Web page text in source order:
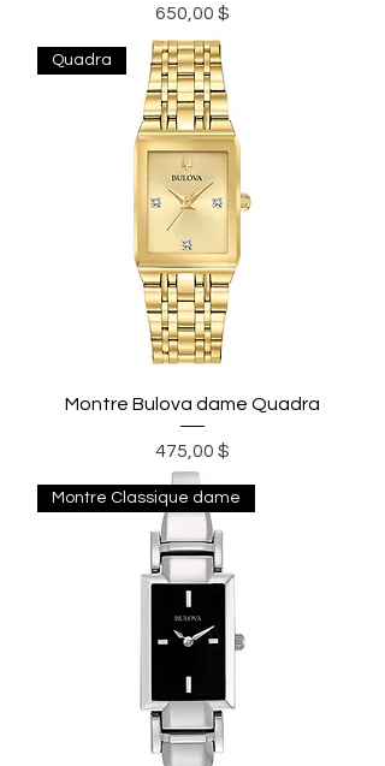
Prix
650,00 $
Quadra
Montre Bulova dame Quadra
Prix
475,00 $
Montre Classique dame